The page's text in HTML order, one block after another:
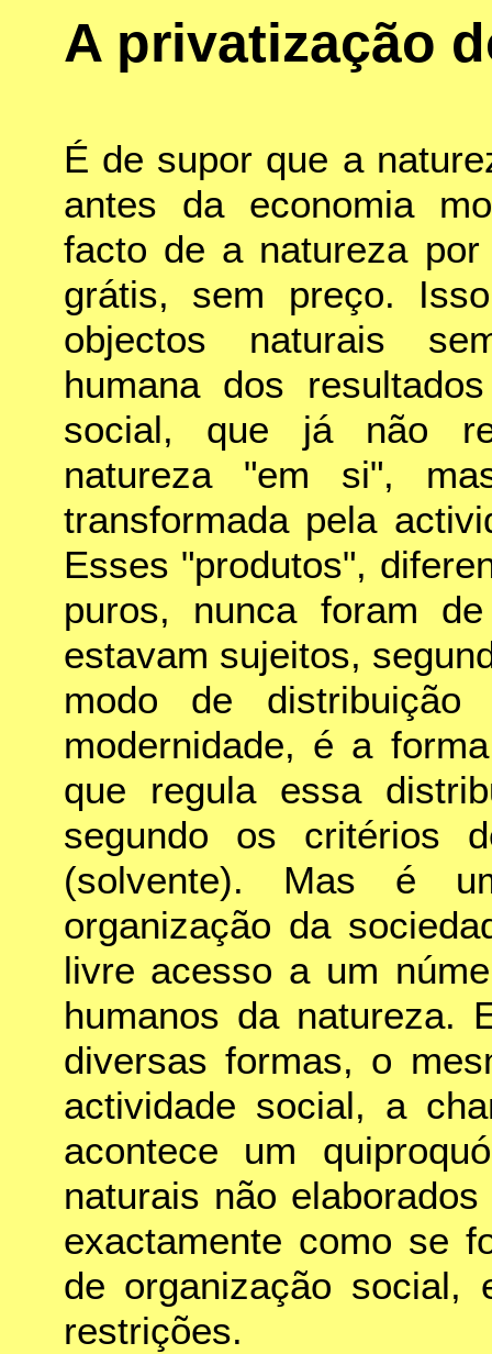
A privatização
É de supor que a
antes da economia
facto de a natureza
grátis, sem preço.
objectos naturais
humana dos
social, que já não
natureza "em si",
transformada pela
Esses "produtos",
puros, nunca foram
estavam sujeitos,
modo de distribuição
modernidade, é a
que regula essa
segundo os critérios
(solvente). Mas é
organização da
livre acesso a um
humanos da natureza.
diversas formas, o
actividade social, a
acontece um
naturais não
exactamente como se
de organização social,
restrições.